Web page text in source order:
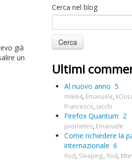
già
un
Cerca nel blog
Ultimi
Al nuovo anno 5
miki64 Emanuele
Francesco iacchi
Firefox Quantum 2
prometeo Emanuele
Come richiedere la
internazionale 6
flod Sleeping flod